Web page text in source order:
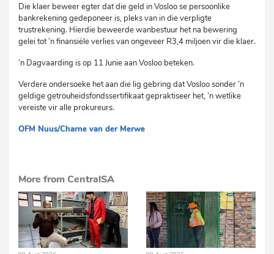
Die klaer beweer egter dat die geld in Vosloo se persoonlike
bankrekening gedeponeer is, pleks van in die verpligte
trustrekening. Hierdie beweerde wanbestuur het na bewering
gelei tot ’n finansiële verlies van ongeveer R3,4 miljoen vir die klaer.
’n Dagvaarding is op 11 Junie aan Vosloo beteken.
Verdere ondersoeke het aan die lig gebring dat Vosloo sonder ’n
geldige getrouheidsfondssertifikaat gepraktiseer het, ’n wetlike
vereiste vir alle prokureurs.
OFM Nuus/Charne van der Merwe
More from CentralSA